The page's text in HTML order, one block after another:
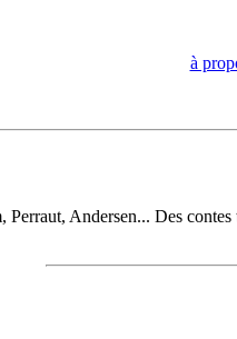
à
Andersen... Des